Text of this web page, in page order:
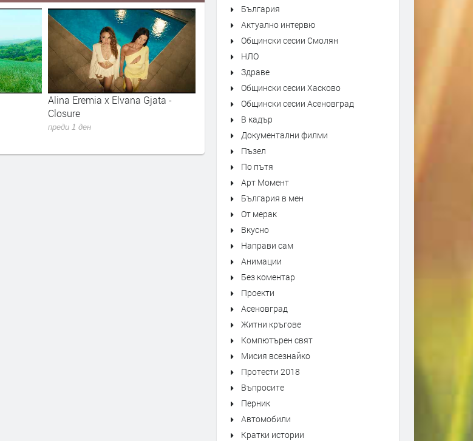
Alina Eremia x Elvana Gjata -
Closure
преди 1 ден
Kiss - Forever
България
Актуално интервю
Общински сесии Смолян
НЛО
Здраве
Общински сесии Хасково
Общински сесии Асеновград
В кадър
Документални филми
Пъзел
По пътя
Арт Момент
България в мен
От мерак
Вкусно
Направи сам
Анимации
Без коментар
Проекти
Асеновград
Житни кръгове
Компютърен свят
Мисия всезнайко
Протести 2018
Въпросите
Перник
Автомобили
Кратки истории